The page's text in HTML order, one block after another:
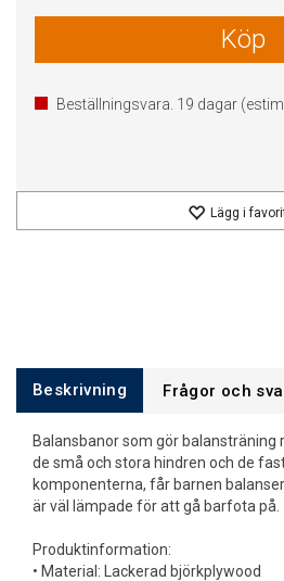
Köp
Beställningsvara. 19 dagar
Lägg i
Beskrivning Frågor och
Balansbanor som gör balansträning
de små och stora hindren och de
komponenterna, får barnen
är väl lämpade för att gå barfota på.
Produktinformation:
• Material: Lackerad björkplywood